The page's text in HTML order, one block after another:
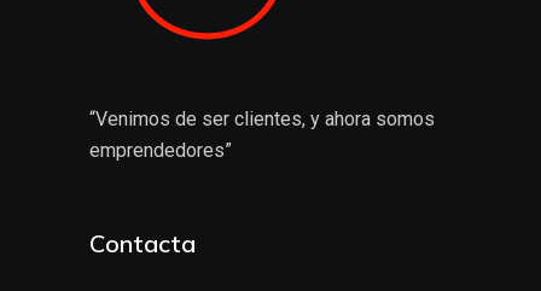
“Venimos de ser clientes, y ahora somos
emprendedores”
Contacta